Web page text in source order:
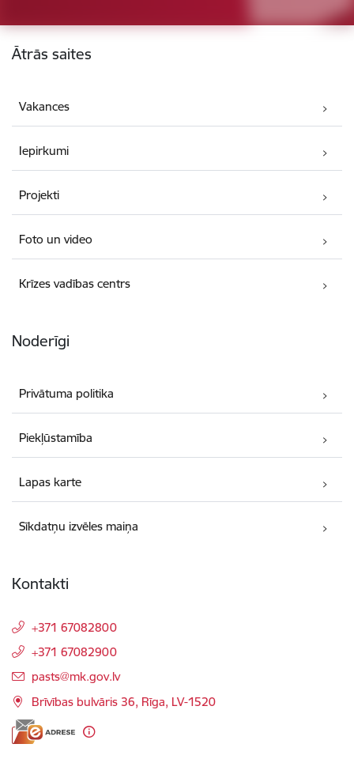
Kājene
Ātrās saites
Vakances
Iepirkumi
Projekti
Foto un video
Krīzes vadības centrs
Noderīgi
Privātuma politika
Piekļūstamība
Lapas karte
Sīkdatņu izvēles maiņa
Kontakti
+371 67082800
+371 67082900
E-pasts:
pasts@mk.gov.lv
Brīvības bulvāris 36, Rīga, LV-1520